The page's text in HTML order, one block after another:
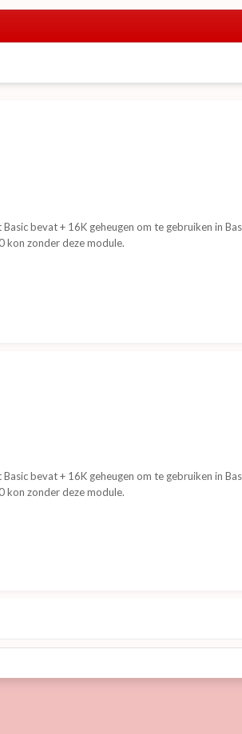
bevat + 16K geheugen om te gebruiken in
kon zonder deze module.
bevat + 16K geheugen om te gebruiken in
kon zonder deze module.